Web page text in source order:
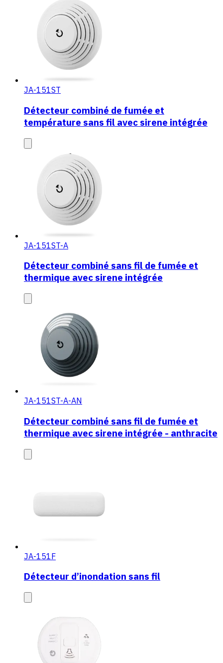
JA-151ST
Détecteur combiné de fumée et
température sans fil avec sirene intégrée
JA-151ST-A
Détecteur combiné sans fil de fumée et
thermique avec sirene intégrée
JA-151ST-A-AN
Détecteur combiné sans fil de fumée et
thermique avec sirene intégrée - anthracite
JA-151F
Détecteur d’inondation sans fil